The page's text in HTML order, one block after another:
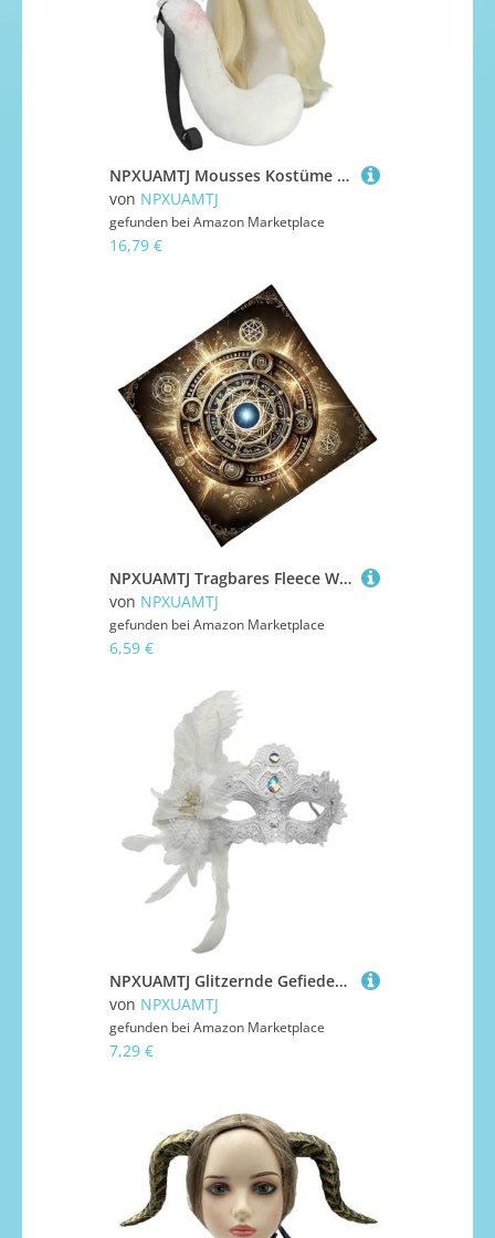
NPXUAMTJ Mousses Kostüme Maus Ohren Stirnband Schwanz Kunstpelze Schwanz Tierische Ohrstöpsel Weihnachten Halloween Cosplay Kostüm Ohren Stirnband
von NPXUAMTJ
gefunden bei Amazon Marketplace
16,79 €
NPXUAMTJ Tragbares Fleece Wahrsager Tuch 3 Größen 50-75 cm Okkultes Muster Maschinengewässer
von NPXUAMTJ
gefunden bei Amazon Marketplace
6,59 €
NPXUAMTJ Glitzernde Gefiederte Plastik Gesichtsbedeckung Für Halloween Partys Die Einfach Zu Kostümmaske Mit Strasssteinen Dekoration Zeitgenössische Halbgesichtsmaske Tragen
von NPXUAMTJ
gefunden bei Amazon Marketplace
7,29 €